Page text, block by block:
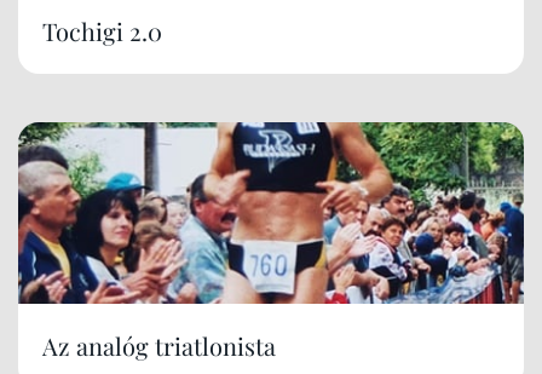
Tochigi 2.0
Az analóg triatlonista